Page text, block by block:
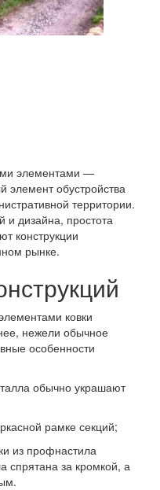
элементами —
элемент обустройства
территории.
и дизайна, простота
конструкции
рынке.
ковки
нежели обычное
особенности
обычно украшают
рамке секций;
из профнастила
спрятана за кромкой, а